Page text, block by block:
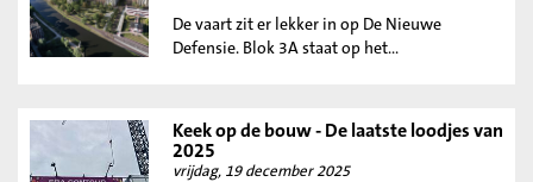
De vaart zit er lekker in op De Nieuwe
Defensie. Blok 3A staat op het...
Keek op de bouw - De laatste loodjes van
2025
vrijdag, 19 december 2025